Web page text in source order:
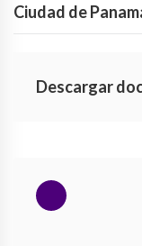
Ciudad de
Descargar